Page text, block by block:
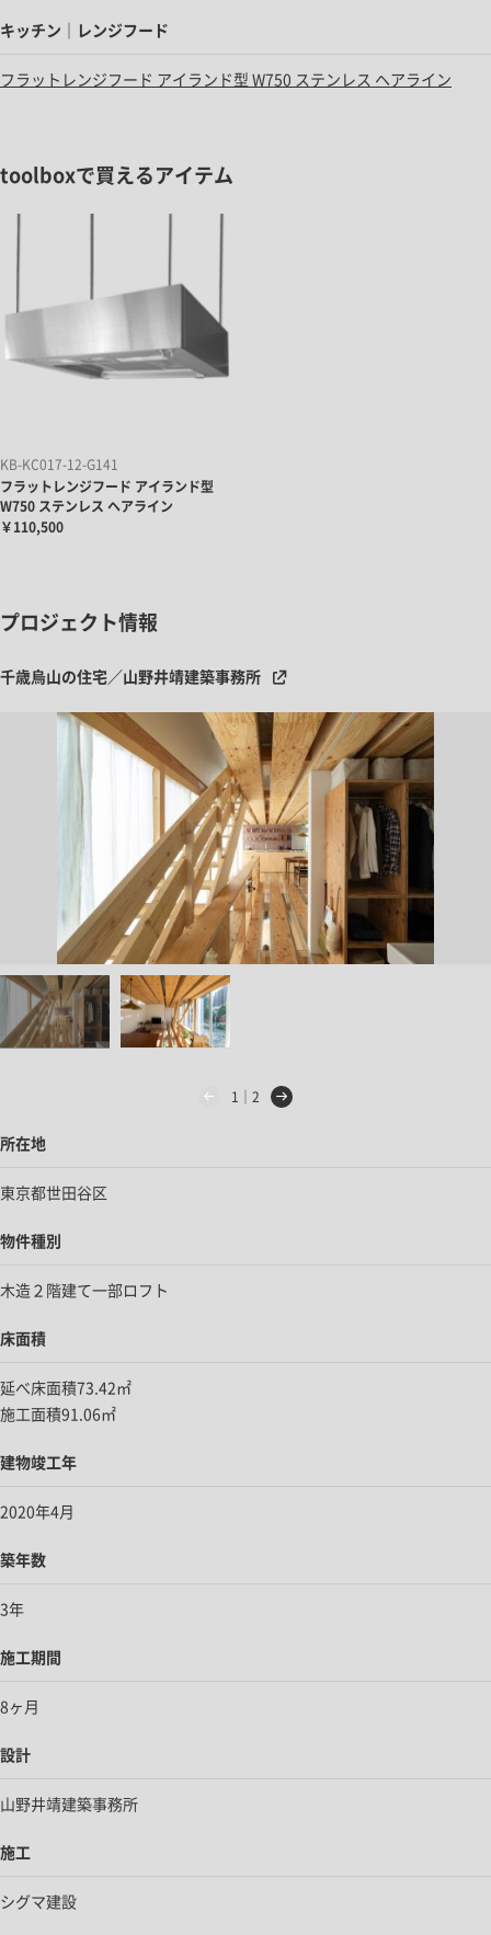
キッチン｜レンジフード
フラットレンジフード アイランド型 W750 ステンレス ヘアライン
toolboxで買えるアイテム
KB-KC017-12-G141
フラットレンジフード アイランド型
W750 ステンレス ヘアライン
￥110,500
プロジェクト情報
千歳烏山の住宅／山野井靖建築事務所
1｜2
所在地
東京都世田谷区
物件種別
木造２階建て一部ロフト
床面積
延べ床面積73.42㎡
施工面積91.06㎡
建物竣工年
2020年4月
築年数
3年
施工期間
8ヶ月
設計
山野井靖建築事務所
施工
シグマ建設